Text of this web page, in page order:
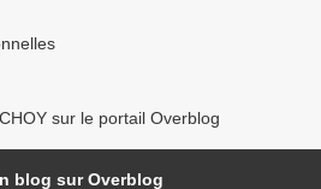
sur le portail Overblog
blog sur Overblog